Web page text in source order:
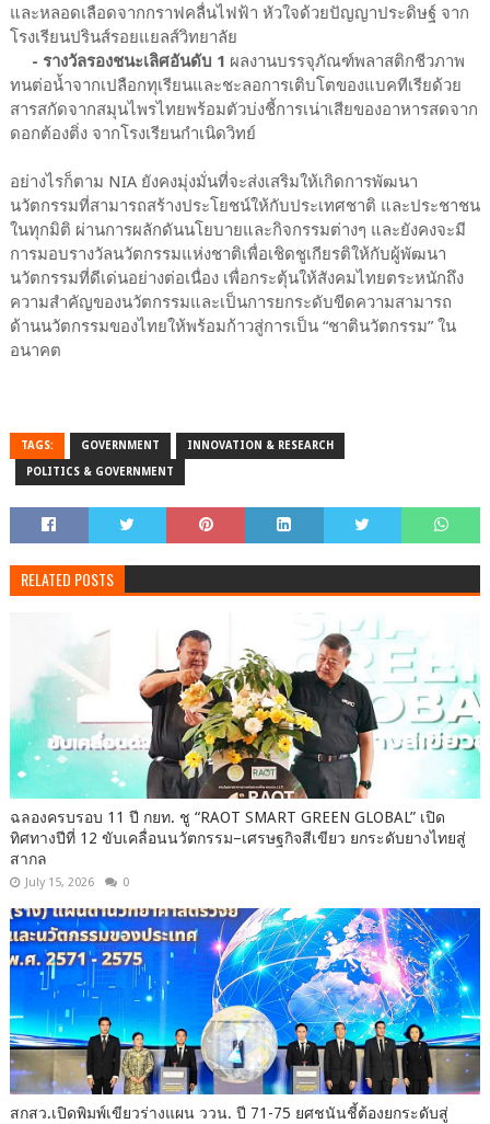
และหลอดเลือดจากกราฟคลื่นไฟฟ้า หัวใจด้วยปัญญาประดิษฐ์ จาก
โรงเรียนปรินส์รอยแยลส์วิทยาลัย
- รางวัลรองชนะเลิศอันดับ 1 ผลงานบรรจุภัณฑ์พลาสติกชีวภาพ
ทนต่อน้ำจากเปลือกทุเรียนและชะลอการเติบโตของแบคทีเรียด้วย
สารสกัดจากสมุนไพรไทยพร้อมตัวบ่งชี้การเน่าเสียของอาหารสดจาก
ดอกต้องติ่ง จากโรงเรียนกำเนิดวิทย์
อย่างไรก็ตาม NIA ยังคงมุ่งมั่นที่จะส่งเสริมให้เกิดการพัฒนา
นวัตกรรมที่สามารถสร้างประโยชน์ให้กับประเทศชาติ และประชาชน
ในทุกมิติ ผ่านการผลักดันนโยบายและกิจกรรมต่างๆ และยังคงจะมี
การมอบรางวัลนวัตกรรมแห่งชาติเพื่อเชิดชูเกียรติให้กับผู้พัฒนา
นวัตกรรมที่ดีเด่นอย่างต่อเนื่อง เพื่อกระตุ้นให้สังคมไทยตระหนักถึง
ความสำคัญของนวัตกรรมและเป็นการยกระดับขีดความสามารถ
ด้านนวัตกรรมของไทยให้พร้อมก้าวสู่การเป็น “ชาตินวัตกรรม” ใน
อนาคต
TAGS: GOVERNMENT INNOVATION & RESEARCH
POLITICS & GOVERNMENT
RELATED POSTS
ฉลองครบรอบ 11 ปี กยท. ชู “RAOT SMART GREEN GLOBAL” เปิด
ทิศทางปีที่ 12 ขับเคลื่อนนวัตกรรม–เศรษฐกิจสีเขียว ยกระดับยางไทยสู่
สากล
July 15, 2026 0
สกสว.เปิดพิมพ์เขียวร่างแผน ววน. ปี 71-75 ยศชนันชี้ต้องยกระดับสู่